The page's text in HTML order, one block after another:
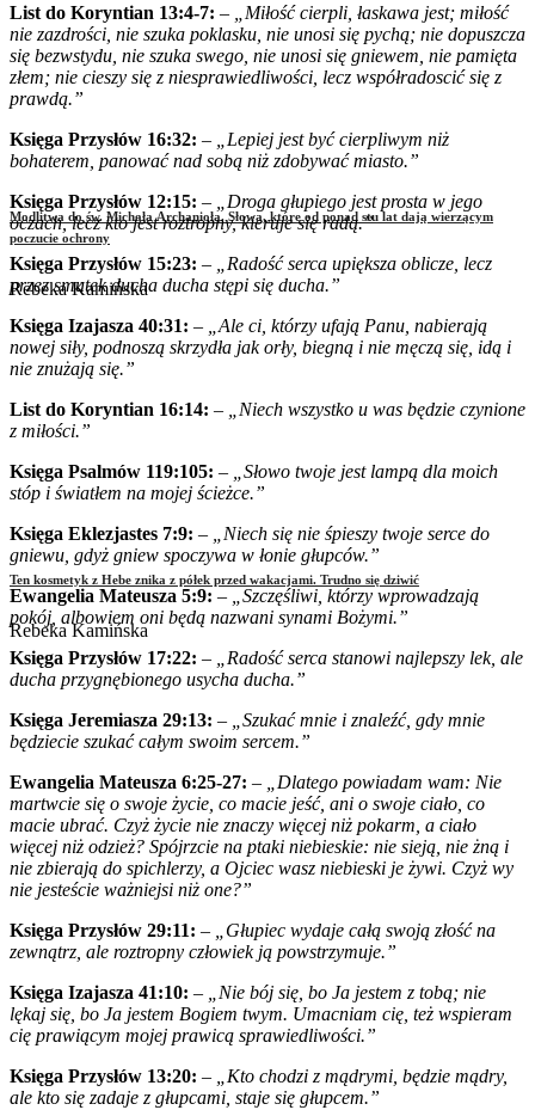
Modlitwa do św. Michała Archanioła. Słowa, które od ponad stu lat dają wierzącym
poczucie ochrony
Rebeka Kamińska
Ten kosmetyk z Hebe znika z półek przed wakacjami. Trudno się dziwić
Rebeka Kamińska
List do Koryntian 13:4-7: –
„Miłość cierpli, łaskawa jest; miłość
nie zazdrości, nie szuka poklasku, nie unosi się pychą; nie dopuszcza
się bezwstydu, nie szuka swego, nie unosi się gniewem, nie pamięta
złem; nie cieszy się z niesprawiedliwości, lecz współradoscić się z
prawdą.”
Księga Przysłów 16:32: –
„Lepiej jest być cierpliwym niż
bohaterem, panować nad sobą niż zdobywać miasto.”
Księga Przysłów 12:15: –
„Droga głupiego jest prosta w jego
oczach, lecz kto jest roztropny, kieruje się radą.”
Księga Przysłów 15:23: –
„Radość serca upiększa oblicze, lecz
przez smutek ducha ducha stępi się ducha.”
Księga Izajasza 40:31: –
„Ale ci, którzy ufają Panu, nabierają
nowej siły, podnoszą skrzydła jak orły, biegną i nie męczą się, idą i
nie znużają się.”
List do Koryntian 16:14: –
„Niech wszystko u was będzie czynione
z miłości.”
Księga Psalmów 119:105: –
„Słowo twoje jest lampą dla moich
stóp i światłem na mojej ścieżce.”
Księga Eklezjastes 7:9: –
„Niech się nie śpieszy twoje serce do
gniewu, gdyż gniew spoczywa w łonie głupców.”
Ewangelia Mateusza 5:9: –
„Szczęśliwi, którzy wprowadzają
pokój, albowiem oni będą nazwani synami Bożymi.”
Księga Przysłów 17:22: –
„Radość serca stanowi najlepszy lek, ale
ducha przygnębionego usycha ducha.”
Księga Jeremiasza 29:13: –
„Szukać mnie i znaleźć, gdy mnie
będziecie szukać całym swoim sercem.”
Ewangelia Mateusza 6:25-27: –
„Dlatego powiadam wam: Nie
martwcie się o swoje życie, co macie jeść, ani o swoje ciało, co
macie ubrać. Czyż życie nie znaczy więcej niż pokarm, a ciało
więcej niż odzież? Spójrzcie na ptaki niebieskie: nie sieją, nie żną i
nie zbierają do spichlerzy, a Ojciec wasz niebieski je żywi. Czyż wy
nie jesteście ważniejsi niż one?”
Księga Przysłów 29:11: –
„Głupiec wydaje całą swoją złość na
zewnątrz, ale roztropny człowiek ją powstrzymuje.”
Księga Izajasza 41:10: –
„Nie bój się, bo Ja jestem z tobą; nie
lękaj się, bo Ja jestem Bogiem twym. Umacniam cię, też wspieram
cię prawiącym mojej prawicą sprawiedliwości.”
Księga Przysłów 13:20: –
„Kto chodzi z mądrymi, będzie mądry,
ale kto się zadaje z głupcami, staje się głupcem.”